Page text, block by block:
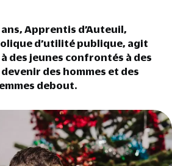
ans, Apprentis d’Auteuil,
d’utilité publique, agit
des jeunes confrontés à des
des hommes et des
debout.